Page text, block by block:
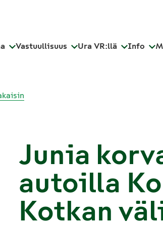
Vastuullisuus Ura VR:llä Info
Junia
autoilla
Kotkan